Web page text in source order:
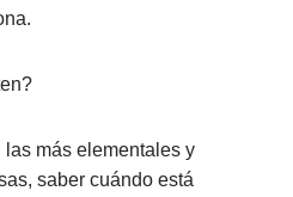
las más elementales y
saber cuándo está